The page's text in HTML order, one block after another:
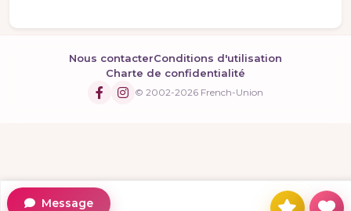
Nous contacterConditions d'utilisation
Charte de confidentialité
© 2002-2026 French-Union
Message